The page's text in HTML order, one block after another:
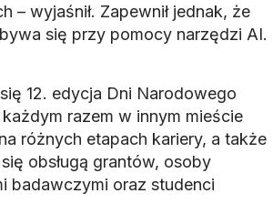
– wyjaśnił. Zapewnił jednak, że
się przy pomocy narzędzi AI.
12. edycja Dni Narodowego
razem w innym mieście
różnych etapach kariery, a także
obsługą grantów, osoby
badawczymi oraz studenci